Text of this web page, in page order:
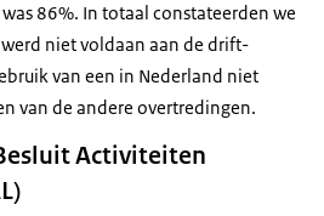
86%. In totaal constateerden we
niet voldaan aan de drift-
van een in Nederland niet
van de andere overtredingen.
Activiteiten